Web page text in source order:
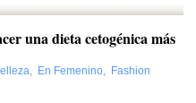
una dieta cetogénica más
, En Femenino, Fashion